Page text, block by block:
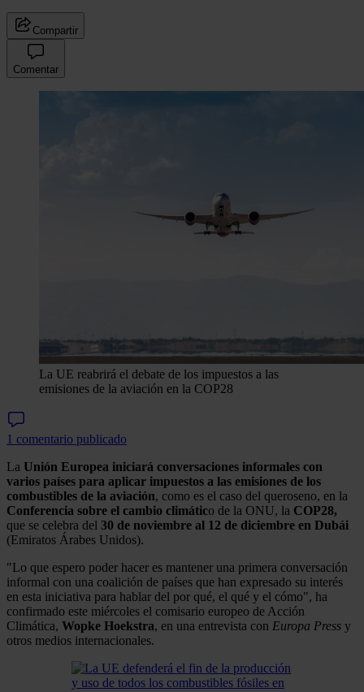
Compartir
Comentar
La UE reabrirá el debate de los impuestos a las
emisiones de la aviación en la COP28
1 comentario publicado
La Unión Europea iniciará conversaciones informales con
varios países para aplicar impuestos a las emisiones de los
combustibles de la aviación, como es el caso del queroseno, en la
Conferencia sobre el cambio climático de la ONU, la COP28,
que se celebra del 30 de noviembre al 12 de diciembre en Dubái
(Emiratos Árabes Unidos).
"Lo que espero poder hacer es mantener una primera conversación
informal con una coalición de países que han expresado su interés
en esta iniciativa para hablar del por qué, el qué y el cómo", ha
confirmado este miércoles el comisario europeo de Acción
Climática, Wopke Hoekstra, en una entrevista con Europa Press y
otros medios internacionales.